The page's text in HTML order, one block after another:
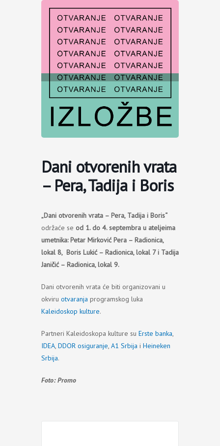
Dani otvorenih vrata
– Pera, Tadija i Boris
„Dani otvorenih vrata – Pera, Tadija i Boris“
održaće se od 1. do 4. septembra u ateljeima
umetnika: Petar Mirković Pera – Radionica,
lokal 8, Boris Lukić – Radionica, lokal 7 i Tadija
Janičić – Radionica, lokal 9.
Dani otvorenih vrata će biti organizovani u
okviru otvaranja programskog luka
Kaleidoskop kulture.
Partneri Kaleidoskopa kulture su Erste banka,
IDEA, DDOR osiguranje, A1 Srbija i Heineken
Srbija.
Foto: Promo